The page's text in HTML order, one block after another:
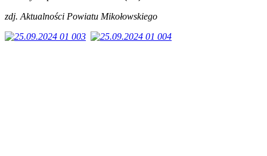
zdj. Aktualności Powiatu Mikołowskiego